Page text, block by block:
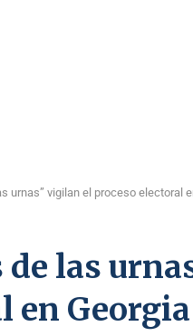
urnas” vigilan el proceso electoral
de las
en Georgia